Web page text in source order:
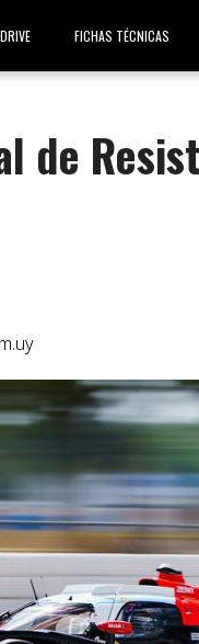
FICHAS TÉCNICAS
de